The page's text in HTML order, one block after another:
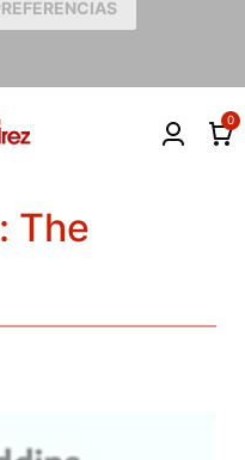
0
The